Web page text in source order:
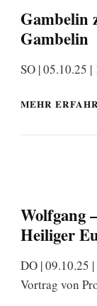
Gambelin
Gambelin
SO | 05.10.25
MEHR
Wolfgang
Heiliger
DO | 09.10.25
Vortrag von